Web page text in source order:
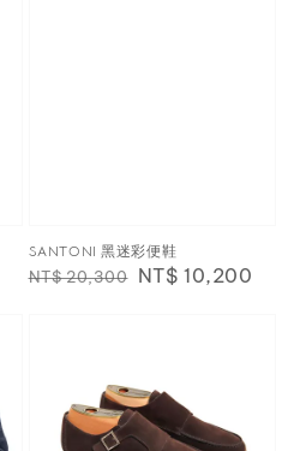
SANTONI 黑迷彩便鞋
Regular
NT$ 20,300 Sale
NT$ 10,200